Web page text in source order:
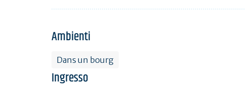
Ambienti
Dans un bourg
Ingresso